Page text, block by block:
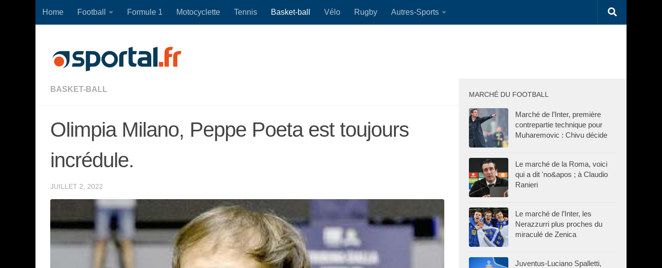
Skip to content
Home Football Formule 1 Motocyclette Tennis Basket-ball Vélo Rugby Autres-Sports
BASKET-BALL
Olimpia Milano, Peppe Poeta est toujours
incrédule.
JUILLET 2, 2022
MARCHÉ DU FOOTBALL
Marché de l’Inter, première
contrepartie technique pour
Muharemovic : Chivu décide
Le marché de la Roma, voici
qui a dit 'no&apos ; à Claudio
Ranieri
Le marché de l’Inter, les
Nerazzurri plus proches du
miraculé de Zenica
Juventus-Luciano Spalletti,